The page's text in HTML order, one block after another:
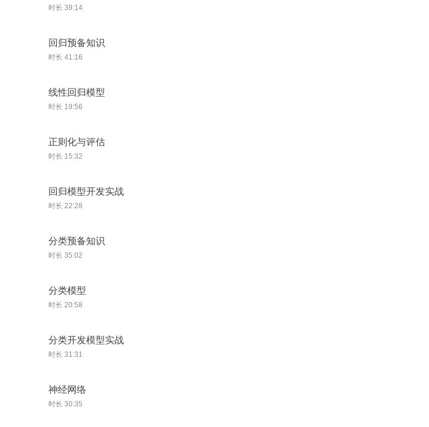
时长 39:14
回归预备知识
时长 41:16
线性回归模型
时长 19:56
正则化与评估
时长 15:32
回归模型开发实战
时长 22:28
分类预备知识
时长 35:02
分类模型
时长 20:58
分类开发模型实战
时长 31:31
神经网络
时长 30:35